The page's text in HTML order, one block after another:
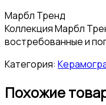
Марбл Тренд
Коллекция Марбл
востребованные и
Категория:
Похожие